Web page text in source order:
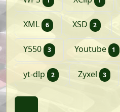
XML 6 artikelen
XSD 2
Y550 3 artikelenYoutube 1
yt-dlp 2 artikelen
Zyxel 3